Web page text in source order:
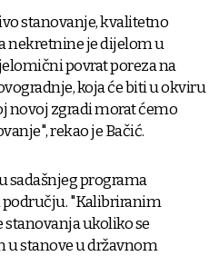
stanovanje, kvalitetno
nekretnine je dijelom u
povrat poreza na
koja će biti u okviru
novoj zgradi morat ćemo
rekao je Bačić.
sadašnjeg programa
"Kalibriranim
ukoliko se
u stanove u državnom